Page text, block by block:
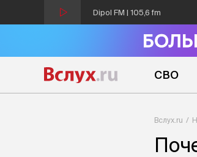
Dipol FM | 105,6 fm
СВО
Вслух.ru